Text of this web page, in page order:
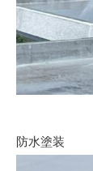
防水塗装